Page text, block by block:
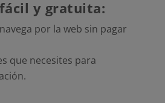
y gratuita:
por la web sin pagar
que necesites para